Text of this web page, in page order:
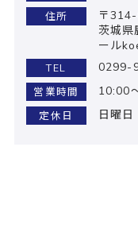
住所
〒
茨城県
ール
TEL 0299-
営業時間 10:00
定休日 日曜日